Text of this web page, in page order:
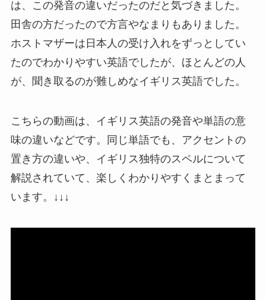
は、この発音の違いだったのだと気づきました。
田舎の方だったので方言やなまりもありました。
ホストマザーは日本人の受け入れをずっとしてい
たのでわかりやすい英語でしたが、ほとんどの人
が、聞き取るのが難しめなイギリス英語でした。
こちらの動画は、イギリス英語の発音や単語の意
味の違いなどです。同じ単語でも、アクセントの
置き方の違いや、イギリス独特のスペルについて
解説されていて、楽しくわかりやすくまとまって
います。↓↓↓